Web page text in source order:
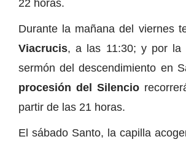
22 horas.
Durante la mañana del viernes
Viacrucis, a las 11:30; y por la
sermón del descendimiento en
procesión del Silencio
partir de las 21 horas.
El sábado Santo, la capilla